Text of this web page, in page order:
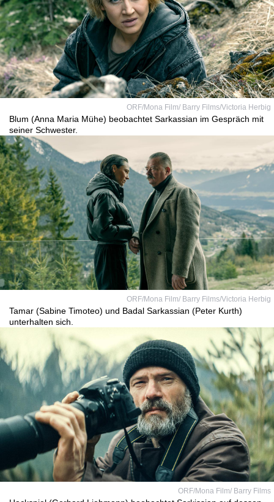
ORF/Mona Film/ Barry Films/Victoria Herbig
Blum (Anna Maria Mühe) beobachtet Sarkassian im Gespräch mit
seiner Schwester.
ORF/Mona Film/ Barry Films/Victoria Herbig
Tamar (Sabine Timoteo) und Badal Sarkassian (Peter Kurth)
unterhalten sich.
ORF/Mona Film/ Barry Films